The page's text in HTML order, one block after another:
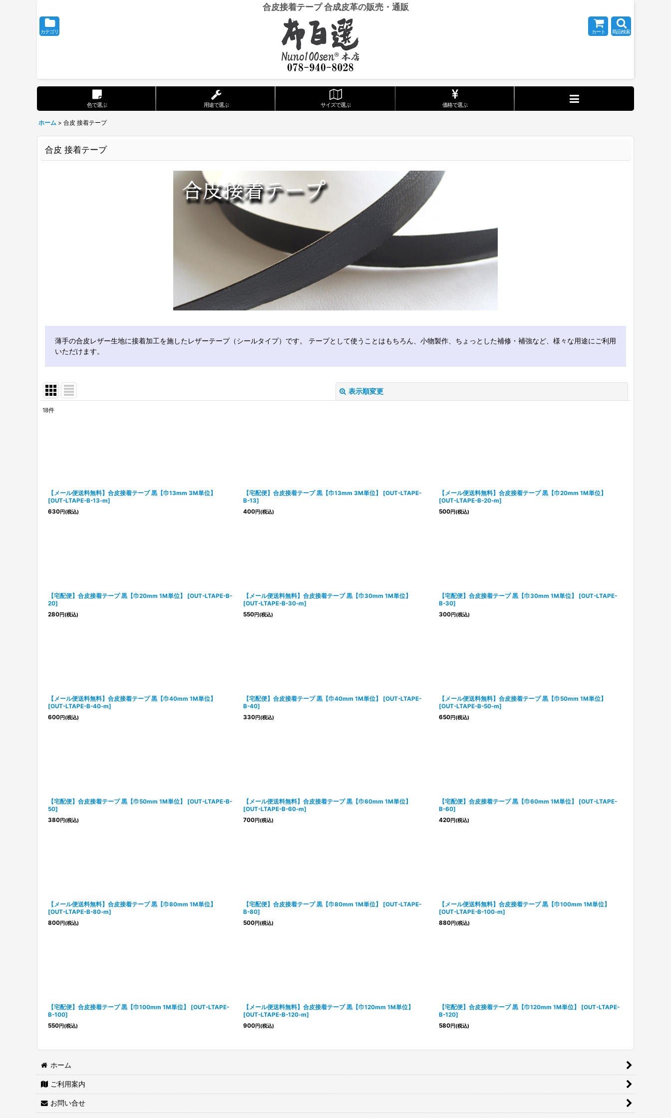
合皮接着テープ 合成皮革の販売・通販
カテゴリ カート 商品検索
色で選ぶ 用途で選ぶ サイズで選ぶ 価格で選ぶ
ホーム > 合皮 接着テープ
合皮 接着テープ
薄手の合皮レザー生地に接着加工を施したレザーテープ（シールタイプ）です。 テープとして使うことはもちろん、小物製作、ちょっとした補修・補強など、様々な用途にご利用
いただけます。
表示順変更
18件
【メール便送料無料】合皮接着テープ 黒【巾13mm 3M単位】
[OUT-LTAPE-B-13-m]
630円(税込)
【宅配便】合皮接着テープ 黒【巾13mm 3M単位】 [OUT-LTAPE-
B-13]
400円(税込)
【メール便送料無料】合皮接着テープ 黒【巾20mm 1M単位】
[OUT-LTAPE-B-20-m]
500円(税込)
【宅配便】合皮接着テープ 黒【巾20mm 1M単位】 [OUT-LTAPE-B-
20]
280円(税込)
【メール便送料無料】合皮接着テープ 黒【巾30mm 1M単位】
[OUT-LTAPE-B-30-m]
550円(税込)
【宅配便】合皮接着テープ 黒【巾30mm 1M単位】 [OUT-LTAPE-
B-30]
300円(税込)
【メール便送料無料】合皮接着テープ 黒【巾40mm 1M単位】
[OUT-LTAPE-B-40-m]
600円(税込)
【宅配便】合皮接着テープ 黒【巾40mm 1M単位】 [OUT-LTAPE-
B-40]
330円(税込)
【メール便送料無料】合皮接着テープ 黒【巾50mm 1M単位】
[OUT-LTAPE-B-50-m]
650円(税込)
【宅配便】合皮接着テープ 黒【巾50mm 1M単位】 [OUT-LTAPE-B-
50]
380円(税込)
【メール便送料無料】合皮接着テープ 黒【巾60mm 1M単位】
[OUT-LTAPE-B-60-m]
700円(税込)
【宅配便】合皮接着テープ 黒【巾60mm 1M単位】 [OUT-LTAPE-
B-60]
420円(税込)
【メール便送料無料】合皮接着テープ 黒【巾80mm 1M単位】
[OUT-LTAPE-B-80-m]
800円(税込)
【宅配便】合皮接着テープ 黒【巾80mm 1M単位】 [OUT-LTAPE-
B-80]
500円(税込)
【メール便送料無料】合皮接着テープ 黒【巾100mm 1M単位】
[OUT-LTAPE-B-100-m]
880円(税込)
【宅配便】合皮接着テープ 黒【巾100mm 1M単位】 [OUT-LTAPE-
B-100]
550円(税込)
【メール便送料無料】合皮接着テープ 黒【巾120mm 1M単位】
[OUT-LTAPE-B-120-m]
900円(税込)
【宅配便】合皮接着テープ 黒【巾120mm 1M単位】 [OUT-LTAPE-
B-120]
580円(税込)
ホーム
ご利用案内
お問い合せ